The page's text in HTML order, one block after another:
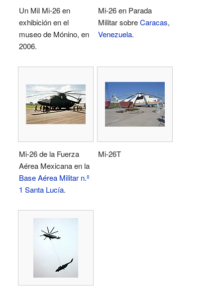
Un Mil Mi-26 en
exhibición en el
museo de Mónino, en
2006.
Mi-26 en Parada
Militar sobreCaracas,
Venezuela.
Mi-26 de la Fuerza
Aérea Mexicana en la
Base Aérea Militar n.º
1 Santa Lucía.
Mi-26T